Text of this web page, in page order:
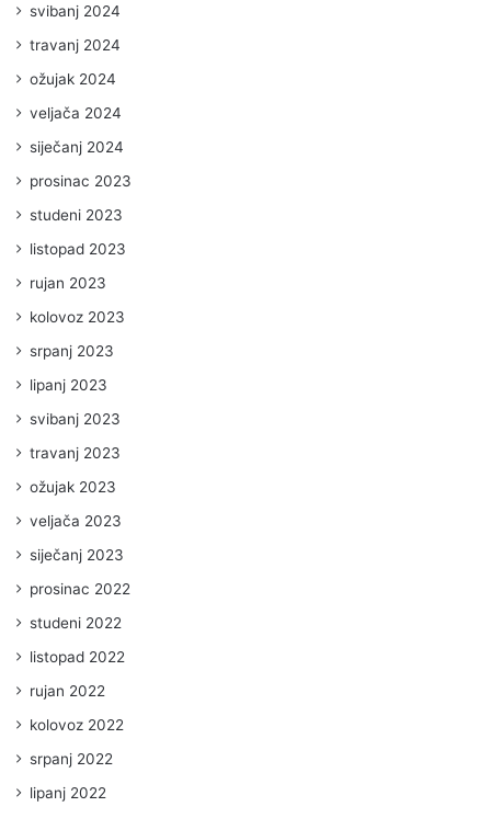
svibanj 2024
travanj 2024
ožujak 2024
veljača 2024
siječanj 2024
prosinac 2023
studeni 2023
listopad 2023
rujan 2023
kolovoz 2023
srpanj 2023
lipanj 2023
svibanj 2023
travanj 2023
ožujak 2023
veljača 2023
siječanj 2023
prosinac 2022
studeni 2022
listopad 2022
rujan 2022
kolovoz 2022
srpanj 2022
lipanj 2022